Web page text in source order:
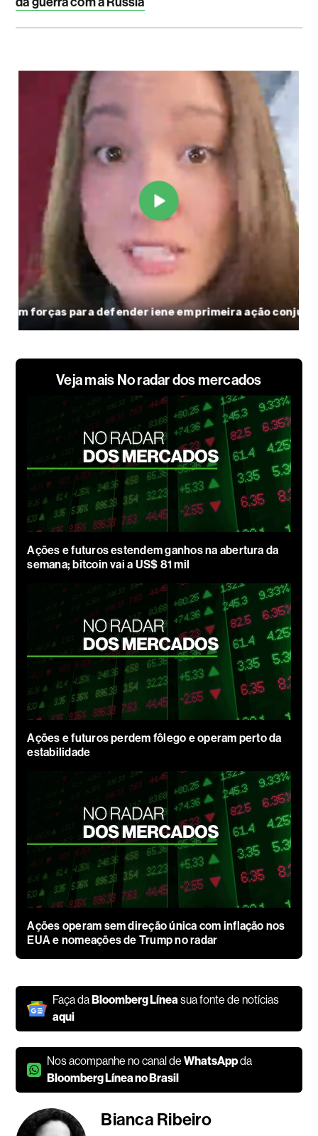
Veja mais No radar dos mercados
Ações e futuros estendem ganhos na abertura da
semana; bitcoin vai a US$ 81 mil
Ações e futuros perdem fôlego e operam perto da
estabilidade
Ações operam sem direção única com inflação nos
EUA e nomeações de Trump no radar
Faça daBloomberg Líneasua fonte de notícias
aqui
Nos acompanhe no canal deWhatsAppda
Bloomberg Línea no Brasil
Bianca Ribeiro